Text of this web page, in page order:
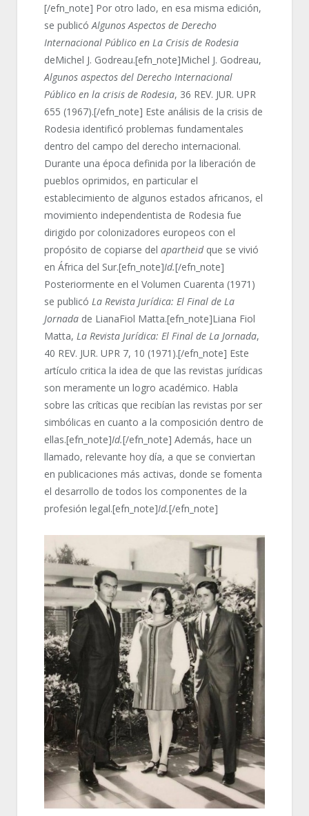
[/efn_note] Por otro lado, en esa misma edición,
se publicóAlgunos Aspectos de Derecho
Internacional Público en La Crisis de Rodesia
deMichel J. Godreau.[efn_note]Michel J. Godreau,
Algunos aspectos del Derecho Internacional
Público en la crisis de Rodesia, 36 REV. JUR. UPR
655 (1967).[/efn_note] Este análisis de la crisis de
Rodesia identificó problemas fundamentales
dentro del campo del derecho internacional.
Durante una época definida por la liberación de
pueblos oprimidos, en particular el
establecimiento de algunos estados africanos, el
movimiento independentista de Rodesia fue
dirigido por colonizadores europeos con el
propósito de copiarse del apartheidque se vivió
en África del Sur.[efn_note]Id.[/efn_note]
Posteriormente en el Volumen Cuarenta (1971)
se publicó La Revista Jurídica: El Final de La
Jornada de LianaFiol Matta.[efn_note]Liana Fiol
Matta, La Revista Jurídica: El Final de La Jornada,
40 REV. JUR. UPR 7, 10 (1971).[/efn_note] Este
artículo critica la idea de que las revistas jurídicas
son meramente un logro académico. Habla
sobre las críticas que recibían las revistas por ser
simbólicas en cuanto a la composición dentro de
ellas.[efn_note]Id.[/efn_note] Además, hace un
llamado, relevante hoy día, a que se conviertan
en publicaciones más activas, donde se fomenta
el desarrollo de todos los componentes de la
profesión legal.[efn_note]Id.[/efn_note]